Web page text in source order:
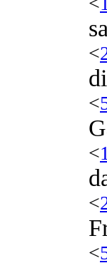
<
<
<
<
<